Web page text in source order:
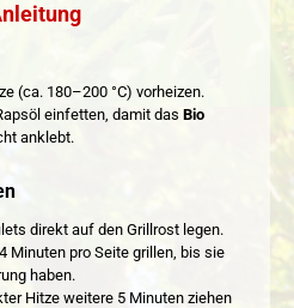
(ca. 180–200 °C) vorheizen.
einfetten, damit das Bio
anklebt.
direkt auf den Grillrost legen.
Minuten pro Seite grillen, bis sie
haben.
Hitze weitere 5 Minuten ziehen